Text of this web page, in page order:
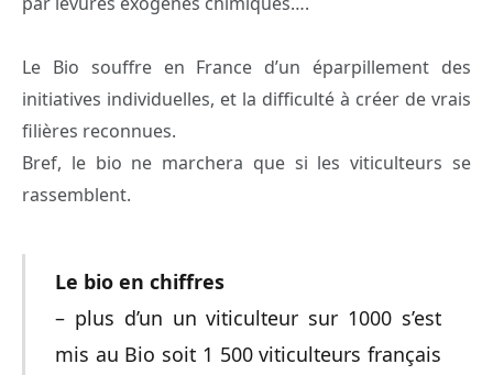
Le Bio souffre en France d’un éparpillement des
initiatives individuelles, et la difficulté à créer de vrais
filières reconnues.
Bref, le bio ne marchera que si les viticulteurs se
rassemblent.
Le bio en chiffres
– plus d’un un viticulteur sur 1000 s’est
mis au Bio soit 1 500 viticulteurs français